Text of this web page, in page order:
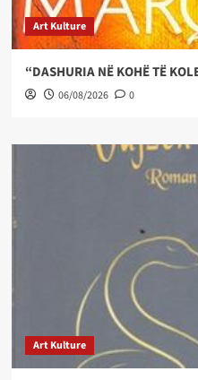
Art Kulture
“DASHURIA NË KOHË TË
06/08/2026 0
Art Kulture